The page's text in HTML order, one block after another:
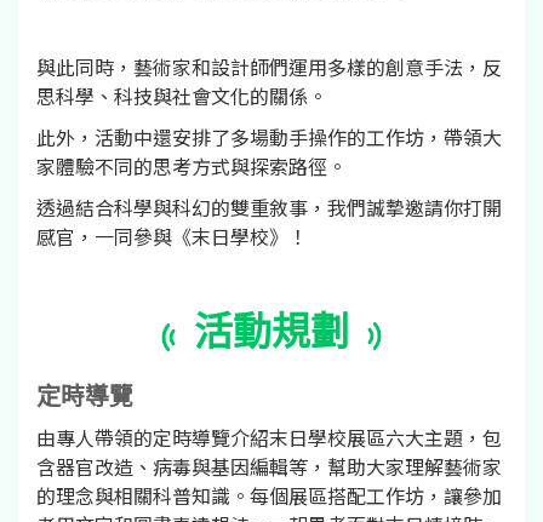
與此同時，藝術家和設計師們運用多樣的創意手法，反
思科學、科技與社會文化的關係。
此外，活動中還安排了多場動手操作的工作坊，帶領大
家體驗不同的思考方式與探索路徑。
透過結合科學與科幻的雙重敘事，我們誠摯邀請你打開
感官，一同參與《末日學校》！
活動規劃
定時導覽
由專人帶領的定時導覽介紹末日學校展區六大主題，包
含器官改造、病毒與基因編輯等，幫助大家理解藝術家
的理念與相關科普知識。每個展區搭配工作坊，讓參加